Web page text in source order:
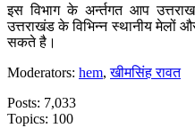
इस विभाग के अर्न्तगत आप
उत्तराखंड के विभिन्न स्थानीय मेलों
सकते है।
Moderators: hem,खीमसिंह रावत
Posts: 7,033
Topics: 100